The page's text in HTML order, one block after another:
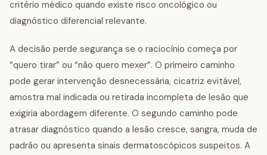
critério médico quando existe risco oncológico ou
diagnóstico diferencial relevante.
A decisão perde segurança se o raciocínio começa por
“quero tirar” ou “não quero mexer”. O primeiro caminho
pode gerar intervenção desnecessária, cicatriz evitável,
amostra mal indicada ou retirada incompleta de lesão que
exigiria abordagem diferente. O segundo caminho pode
atrasar diagnóstico quando a lesão cresce, sangra, muda de
padrão ou apresenta sinais dermatoscópicos suspeitos. A